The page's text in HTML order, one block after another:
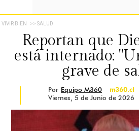
VIVIR BIEN >> SALUD
Reportan que
está internado:
grave de
Por Equipo M360
m360.cl
Viernes, 5 de Junio de 2026